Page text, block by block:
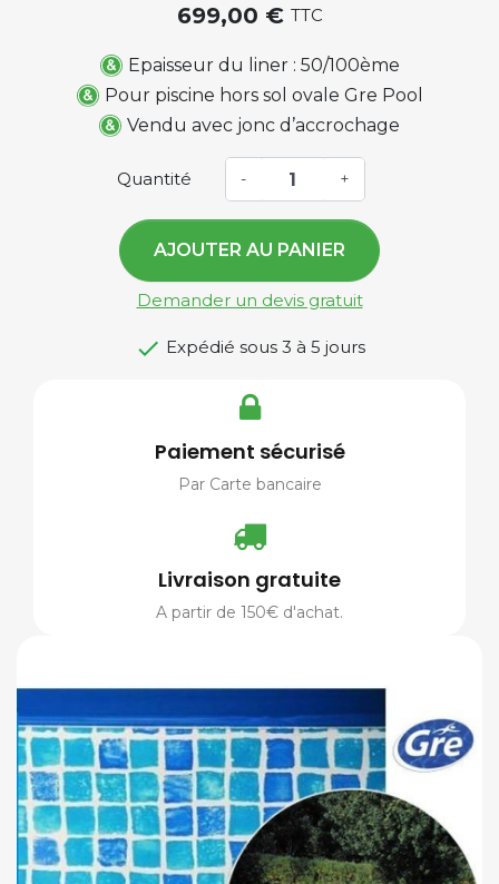
699,00 € TTC
Epaisseur du liner : 50/100ème
Pour piscine hors sol ovale Gre Pool
Vendu avec jonc d’accrochage
Quantité - +
AJOUTER AU PANIER
Demander un devis gratuit
 Expédié sous 3 à 5 jours
Paiement sécurisé
Par Carte bancaire
Livraison gratuite
A partir de 150€ d'achat.